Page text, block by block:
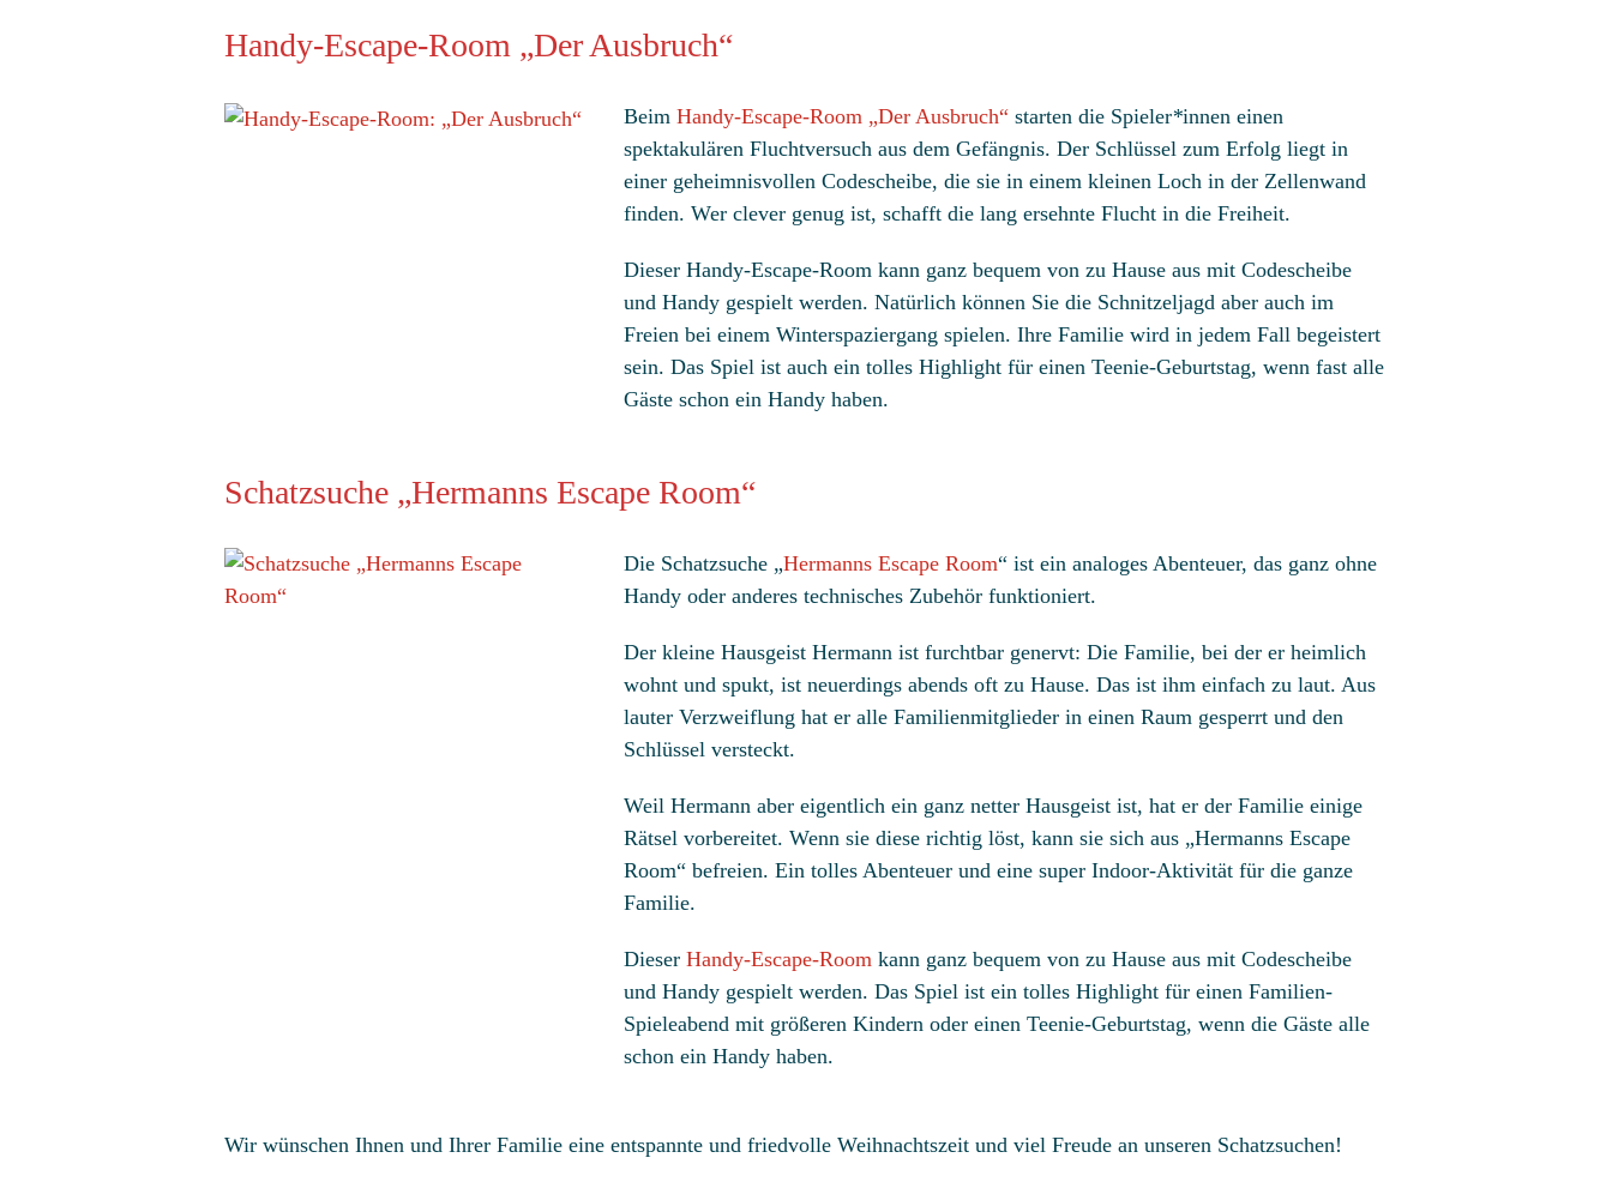
Handy-Escape-Room „Der Ausbruch“
Beim Handy-Escape-Room „Der Ausbruch“ starten die Spieler*innen einen
spektakulären Fluchtversuch aus dem Gefängnis. Der Schlüssel zum Erfolg liegt in
einer geheimnisvollen Codescheibe, die sie in einem kleinen Loch in der Zellenwand
finden. Wer clever genug ist, schafft die lang ersehnte Flucht in die Freiheit.
Dieser Handy-Escape-Room kann ganz bequem von zu Hause aus mit Codescheibe
und Handy gespielt werden. Natürlich können Sie die Schnitzeljagd aber auch im
Freien bei einem Winterspaziergang spielen. Ihre Familie wird in jedem Fall begeistert
sein. Das Spiel ist auch ein tolles Highlight für einen Teenie-Geburtstag, wenn fast alle
Gäste schon ein Handy haben.
Schatzsuche „Hermanns Escape Room“
Die Schatzsuche „Hermanns Escape Room“ ist ein analoges Abenteuer, das ganz ohne
Handy oder anderes technisches Zubehör funktioniert.
Der kleine Hausgeist Hermann ist furchtbar genervt: Die Familie, bei der er heimlich
wohnt und spukt, ist neuerdings abends oft zu Hause. Das ist ihm einfach zu laut. Aus
lauter Verzweiflung hat er alle Familienmitglieder in einen Raum gesperrt und den
Schlüssel versteckt.
Weil Hermann aber eigentlich ein ganz netter Hausgeist ist, hat er der Familie einige
Rätsel vorbereitet. Wenn sie diese richtig löst, kann sie sich aus „Hermanns Escape
Room“ befreien. Ein tolles Abenteuer und eine super Indoor-Aktivität für die ganze
Familie.
Dieser Handy-Escape-Room kann ganz bequem von zu Hause aus mit Codescheibe
und Handy gespielt werden. Das Spiel ist ein tolles Highlight für einen Familien-
Spieleabend mit größeren Kindern oder einen Teenie-Geburtstag, wenn die Gäste alle
schon ein Handy haben.
Wir wünschen Ihnen und Ihrer Familie eine entspannte und friedvolle Weihnachtszeit und viel Freude an unseren Schatzsuchen!